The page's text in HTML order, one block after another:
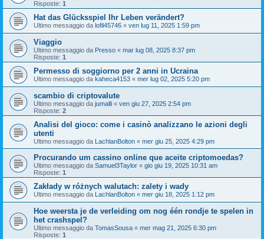
Risposte: 1
Hat das Glücksspiel Ihr Leben verändert?
Ultimo messaggio da lofil45746 « ven lug 11, 2025 1:59 pm
Viaggio
Ultimo messaggio da Presso « mar lug 08, 2025 8:37 pm
Risposte: 1
Permesso di soggiorno per 2 anni in Ucraina
Ultimo messaggio da kaheca4153 « mer lug 02, 2025 5:20 pm
scambio di criptovalute
Ultimo messaggio da jumalli « ven giu 27, 2025 2:54 pm
Risposte: 2
Analisi del gioco: come i casinò analizzano le azioni degli
utenti
Ultimo messaggio da LachlanBolton « mer giu 25, 2025 4:29 pm
Procurando um cassino online que aceite criptomoedas?
Ultimo messaggio da Samuel3Taylor « gio giu 19, 2025 10:31 am
Risposte: 1
Zakłady w różnych walutach: zalety i wady
Ultimo messaggio da LachlanBolton « mer giu 18, 2025 1:12 pm
Hoe weersta je de verleiding om nog één rondje te spelen in
het crashspel?
Ultimo messaggio da TomasSousa « mer mag 21, 2025 6:30 pm
Risposte: 1